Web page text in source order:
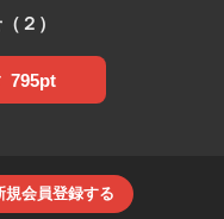
２）
795pt
規会員登録する